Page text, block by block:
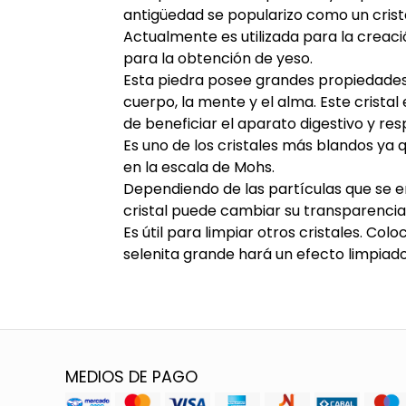
antigüedad se popularizo como un
Actualmente es utilizada para la
para la obtención de yeso.
Esta piedra posee grandes
cuerpo, la mente y el alma. Este
de beneficiar el aparato digestivo y
Es uno de los cristales más blandos ya
en la escala de Mohs.
Dependiendo de las partículas que se
cristal puede cambiar su
Es útil para limpiar otros cristales.
selenita grande hará un efecto
MEDIOS DE PAGO